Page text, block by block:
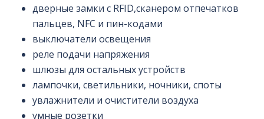
дверные замки с RFID,сканером отпечатков
пальцев, NFC и пин-кодами
выключатели освещения
реле подачи напряжения
шлюзы для остальных устройств
лампочки, светильники, ночники, споты
увлажнители и очистители воздуха
умные розетки